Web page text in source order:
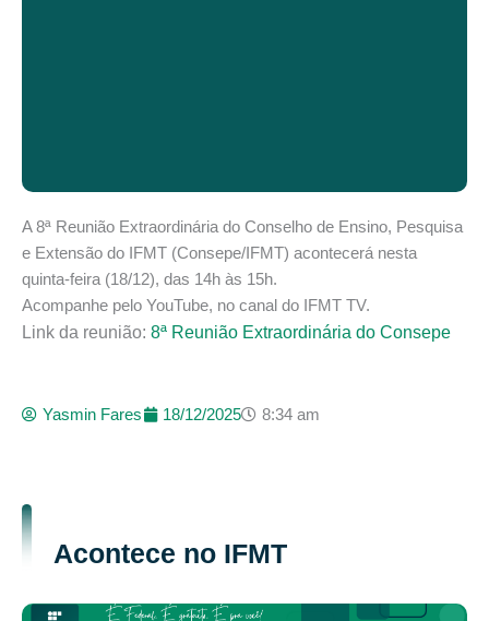
A 8ª Reunião Extraordinária do Conselho de Ensino, Pesquisa
e Extensão do IFMT (Consepe/IFMT) acontecerá nesta
quinta-feira (18/12), das 14h às 15h.
Acompanhe pelo YouTube, no canal do IFMT TV.
Link da reunião: 8ª Reunião Extraordinária do Consepe
Yasmin Fares 18/12/2025 8:34 am
Acontece no IFMT